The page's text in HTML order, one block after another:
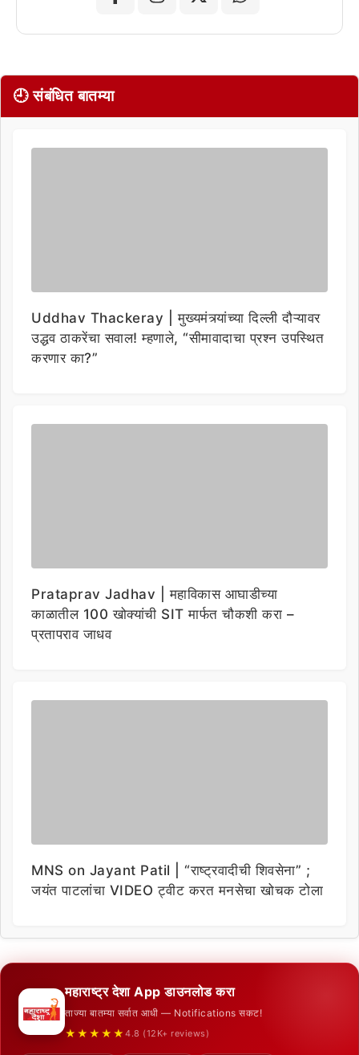
🕘 संबंधित बातम्या
Uddhav Thackeray | मुख्यमंत्र्यांच्या दिल्ली दौऱ्यावर
उद्धव ठाकरेंचा सवाल! म्हणाले, “सीमावादाचा प्रश्न उपस्थित
करणार का?”
Prataprav Jadhav | महाविकास आघाडीच्या
काळातील 100 खोक्यांची SIT मार्फत चौकशी करा –
प्रतापराव जाधव
MNS on Jayant Patil | “राष्ट्रवादीची शिवसेना” ;
जयंत पाटलांचा VIDEO ट्वीट करत मनसेचा खोचक टोला
महाराष्ट्र देशा App डाउनलोड करा
ताज्या बातम्या सर्वात आधी — Notifications सकट!
★★★★★ 4.8 (12K+ reviews)